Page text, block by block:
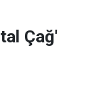
Çağ'